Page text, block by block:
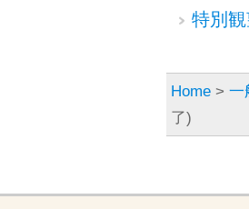
特別
Home > 一
了)